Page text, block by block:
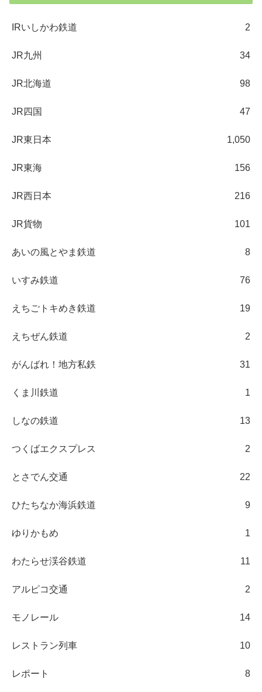
IRいしかわ鉄道 2
JR九州 34
JR北海道 98
JR四国 47
JR東日本 1,050
JR東海 156
JR西日本 216
JR貨物 101
あいの風とやま鉄道 8
いすみ鉄道 76
えちごトキめき鉄道 19
えちぜん鉄道 2
がんばれ！地方私鉄 31
くま川鉄道 1
しなの鉄道 13
つくばエクスプレス 2
とさでん交通 22
ひたちなか海浜鉄道 9
ゆりかもめ 1
わたらせ渓谷鉄道 11
アルピコ交通 2
モノレール 14
レストラン列車 10
レポート 8